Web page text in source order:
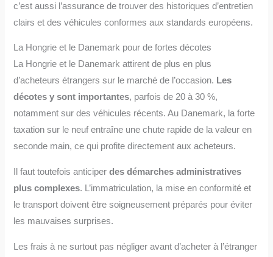
c’est aussi l’assurance de trouver des historiques d’entretien
clairs et des véhicules conformes aux standards européens.
La Hongrie et le Danemark pour de fortes décotes
La Hongrie et le Danemark attirent de plus en plus
d’acheteurs étrangers sur le marché de l’occasion. Les
décotes y sont importantes, parfois de 20 à 30 %,
notamment sur des véhicules récents. Au Danemark, la forte
taxation sur le neuf entraîne une chute rapide de la valeur en
seconde main, ce qui profite directement aux acheteurs.
Il faut toutefois anticiperdes démarches administratives
plus complexes. L’immatriculation, la mise en conformité et
le transport doivent être soigneusement préparés pour éviter
les mauvaises surprises.
Les frais à ne surtout pas négliger avant d’acheter à l’étranger